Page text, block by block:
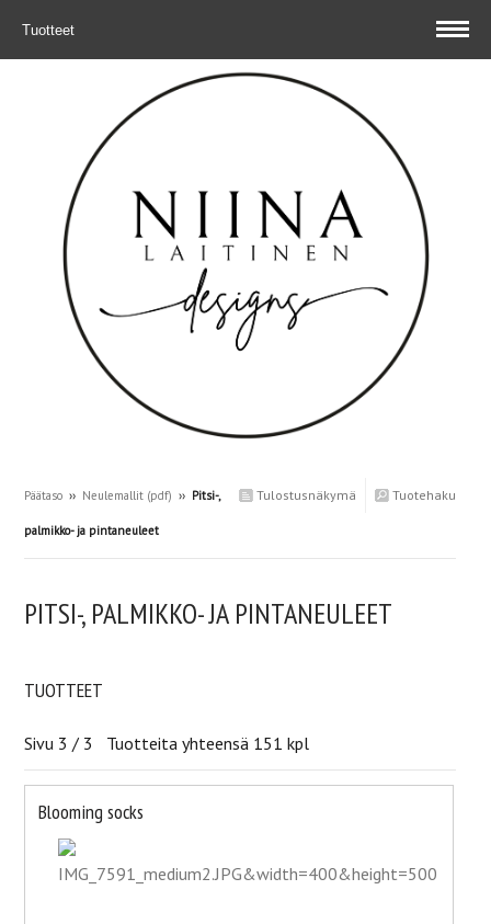
Tuotteet
Tuotehaku
Tulostusnäkymä
Päätaso ›› Neulemallit (pdf) ›› Pitsi-,
palmikko- ja pintaneuleet
PITSI-, PALMIKKO- JA PINTANEULEET
TUOTTEET
Sivu 3 / 3 Tuotteita yhteensä 151 kpl
Blooming socks